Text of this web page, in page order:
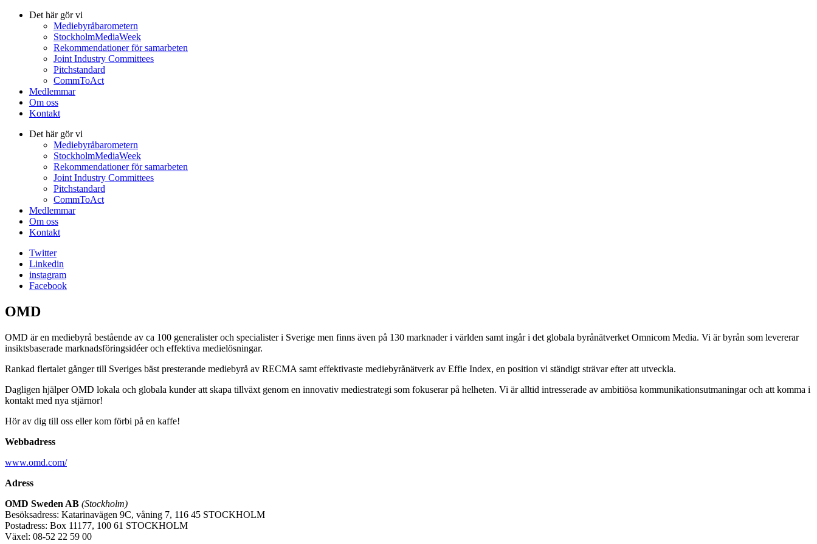
Det här gör vi
Mediebyråbarometern
StockholmMediaWeek
Rekommendationer för samarbeten
Joint Industry Committees
Pitchstandard
CommToAct
Medlemmar
Om oss
Kontakt
Det här gör vi
Mediebyråbarometern
StockholmMediaWeek
Rekommendationer för samarbeten
Joint Industry Committees
Pitchstandard
CommToAct
Medlemmar
Om oss
Kontakt
Twitter
Linkedin
instagram
Facebook
OMD
OMD är en mediebyrå bestående av ca 100 generalister och specialister i Sverige men finns även på 130 marknader i världen samt ingår i det globala byrånätverket Omnicom Media. Vi är byrån som levererar
insiktsbaserade marknadsföringsidéer och effektiva medielösningar.
Rankad flertalet gånger till Sveriges bäst presterande mediebyrå av RECMA samt effektivaste mediebyrånätverk av Effie Index, en position vi ständigt strävar efter att utveckla.
Dagligen hjälper OMD lokala och globala kunder att skapa tillväxt genom en innovativ mediestrategi som fokuserar på helheten. Vi är alltid intresserade av ambitiösa kommunikationsutmaningar och att komma i
kontakt med nya stjärnor!
Hör av dig till oss eller kom förbi på en kaffe!
Webbadress
www.omd.com/
Adress
OMD Sweden AB (Stockholm)
Besöksadress: Katarinavägen 9C, våning 7, 116 45 STOCKHOLM
Postadress: Box 11177, 100 61 STOCKHOLM
Växel: 08-52 22 59 00